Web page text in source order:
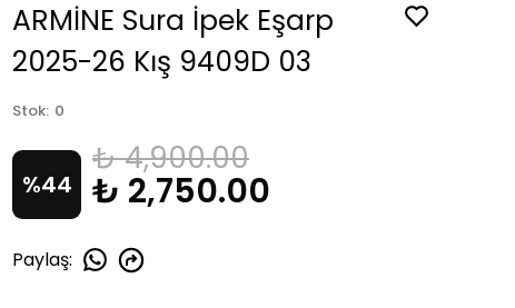
ARMİNE Sura İpek Eşarp
2025-26 Kış 9409D 03
Stok: 0
%44
₺ 4,900.00
₺ 2,750.00
Paylaş: